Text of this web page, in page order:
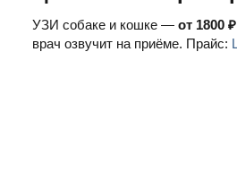
УЗИ собаке и кошке — от 1800 ₽
врач озвучит на приёме. Прайс: